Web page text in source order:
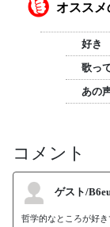
オススメ
好き
歌っ
あの
コメント
ゲスト/
哲学的なところが好